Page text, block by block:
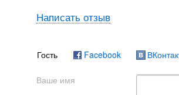
Написать отзыв
Гость Facebook
Ваше имя